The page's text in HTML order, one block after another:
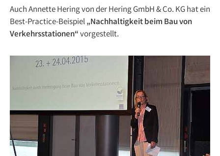
Auch Annette Hering von der Hering GmbH & Co. KG hat ein
Best-Practice-Beispiel„Nachhaltigkeit beim Bau von
Verkehrsstationen“vorgestellt.